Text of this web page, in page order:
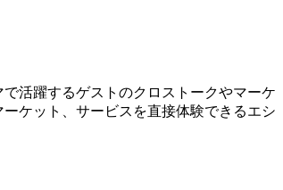
で活躍するゲストのクロストークやマーケ
ケット、サービスを直接体験できるエシ